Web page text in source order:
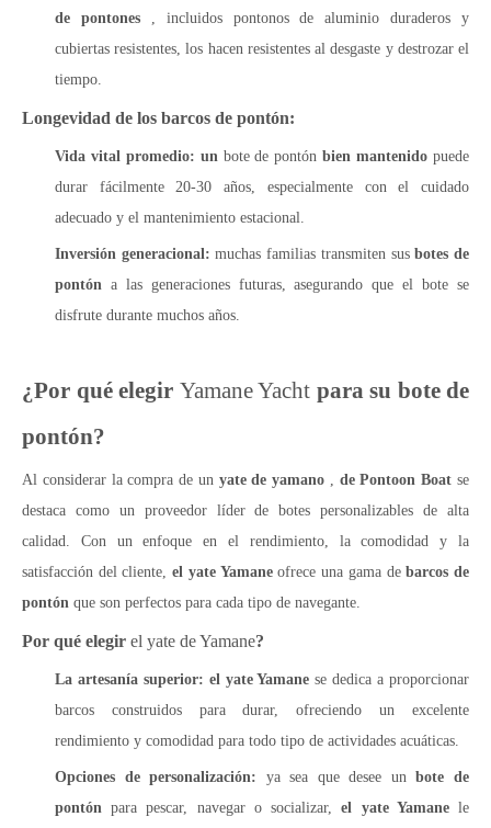
de pontones , incluidos pontonos de aluminio duraderos y
cubiertas resistentes, los hacen resistentes al desgaste y destrozar el
tiempo.
Longevidad de los barcos de pontón:
Vida vital promedio: un bote de pontónbien mantenidopuede
durar fácilmente 20-30 años, especialmente con el cuidado
adecuado y el mantenimiento estacional.
Inversión generacional:muchas familias transmiten susbotes de
pontón a las generaciones futuras, asegurando que el bote se
disfrute durante muchos años.
¿Por qué elegir Yamane Yacht para su bote de
pontón?
Al considerar la compra de un yate de yamano , de Pontoon Boatse
destaca como un proveedor líder de botes personalizables de alta
calidad. Con un enfoque en el rendimiento, la comodidad y la
satisfacción del cliente,el yate Yamaneofrece una gama debarcos de
pontón que son perfectos para cada tipo de navegante.
Por qué elegir el yate de Yamane?
La artesanía superior: el yate Yamanese dedica a proporcionar
barcos construidos para durar, ofreciendo un excelente
rendimiento y comodidad para todo tipo de actividades acuáticas.
Opciones de personalización: ya sea que desee unbote de
pontónpara pescar, navegar o socializar,el yate Yamanele